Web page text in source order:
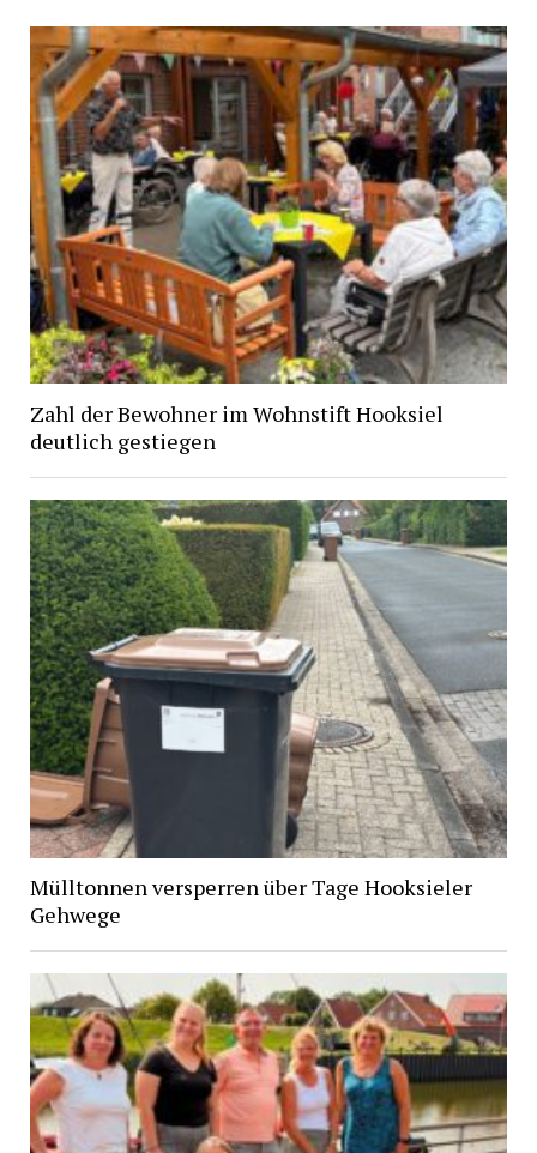
Zahl der Bewohner im Wohnstift Hooksiel
deutlich gestiegen
Mülltonnen versperren über Tage Hooksieler
Gehwege